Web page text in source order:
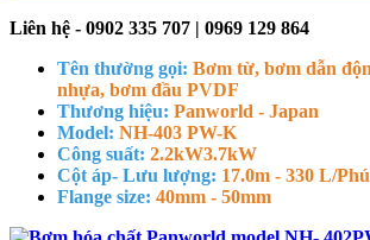
Liên hệ - 0902 335 707 | 0969 129 864
Tên thường gọi: Bơm từ, bơm dẫn
nhựa, bơm đầu PVDF
Thương hiệu: Panworld - Japan
Model: NH-403 PW-K
Công suất: 2.2kW3.7kW
Cột áp- Lưu lượng: 17.0m - 330 L/
Flange size: 40mm - 50mm